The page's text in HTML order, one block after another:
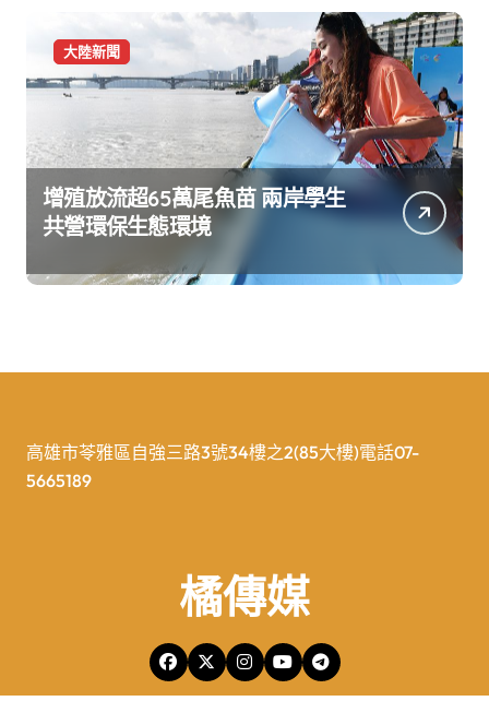
大陸新聞
增殖放流超65萬尾魚苗 兩岸學生
共營環保生態環境
高雄市苓雅區自強三路3號34樓之2(85大樓)電話07-
5665189
橘傳媒